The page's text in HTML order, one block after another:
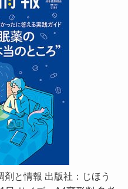
剤と情報 出版社：じほう